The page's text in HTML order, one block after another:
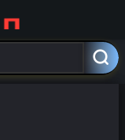

讯
电